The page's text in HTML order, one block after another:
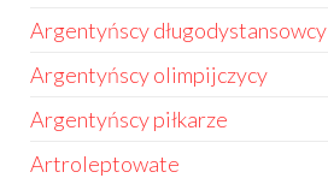
Argentyńscy długodystansowcy
Argentyńscy olimpijczycy
Argentyńscy piłkarze
Artroleptowate